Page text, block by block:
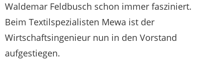
Waldemar Feldbusch schon immer fasziniert.
Beim Textilspezialisten Mewa ist der
Wirtschaftsingenieur nun in den Vorstand
aufgestiegen.